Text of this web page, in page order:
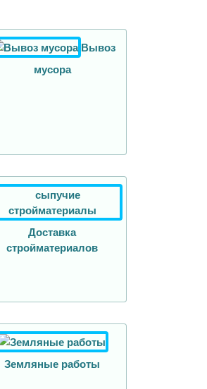
Вывоз
мусора
Доставка
стройматериалов
Земляные работы